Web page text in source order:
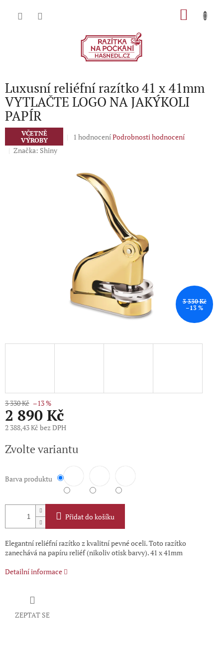
Luxusní reliéfní razítko 41 x 41mm
VYTLAČTE LOGO NA JAKÝKOLI
PAPÍR
VČETNĚ
VÝROBY
Průměrné
5,0
hvězdiček.
1 hodnoceníPodrobnosti hodnocení
Značka: Shiny
3 330 Kč
–13 %
3 330 Kč –13 %
2 890 Kč
2 388,43 Kč bez DPH
cena:
Zvolte variantu
Barva produktu
Přidat do košíku
Elegantní reliéfní razítko z kvalitní pevné oceli. Toto razítko
zanechává na papíru reliéf (nikoliv otisk barvy). 41 x 41mm
Detailní informace
ZEPTAT SE